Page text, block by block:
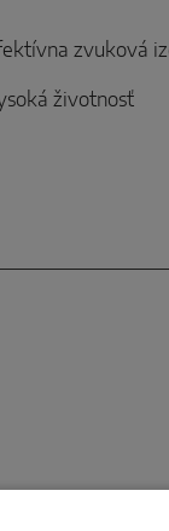
zvuková
životnosť